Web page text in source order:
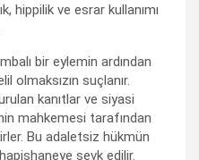
hippilik ve esrar kullanımı
bir eylemin ardından
olmaksızın suçlanır.
kanıtlar ve siyasi
mahkemesi tarafından
Bu adaletsiz hükmün
sevk edilir.